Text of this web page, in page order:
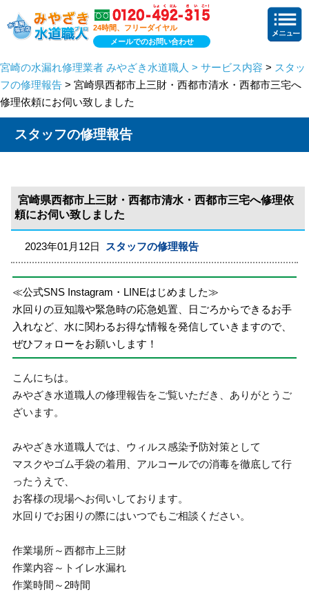
24時間、フリーダイヤル
メールでのお問い合わせ
宮崎の水漏れ修理業者 みやざき水道職人 > サービス内容 > スタッ
フの修理報告 > 宮崎県西都市上三財・西都市清水・西都市三宅へ
修理依頼にお伺い致しました
スタッフの修理報告
宮崎県西都市上三財・西都市清水・西都市三宅へ修理依
頼にお伺い致しました
2023年01月12日 スタッフの修理報告
≪公式SNS Instagram・LINEはじめました≫
水回りの豆知識や緊急時の応急処置、日ごろからできるお手
入れなど、水に関わるお得な情報を発信していきますので、
ぜひフォローをお願いします！
こんにちは。
みやざき水道職人の修理報告をご覧いただき、ありがとうご
ざいます。
みやざき水道職人では、ウィルス感染予防対策として
マスクやゴム手袋の着用、アルコールでの消毒を徹底して行
ったうえで、
お客様の現場へお伺いしております。
水回りでお困りの際にはいつでもご相談ください。
作業場所～西都市上三財
作業内容～トイレ水漏れ
作業時間～2時間